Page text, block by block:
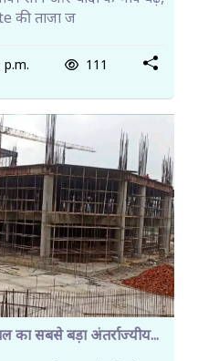
की ताजा ज
111
का सबसे बड़ा अंतर्राज्यीय...